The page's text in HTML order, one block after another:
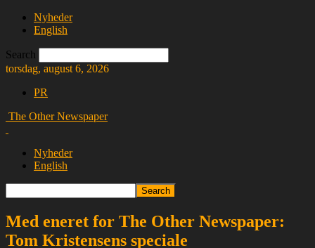
Nyheder
English
Search
torsdag, august 6, 2026
PR
The Other Newspaper
Nyheder
English
Med eneret for The Other Newspaper:
Tom Kristensens speciale